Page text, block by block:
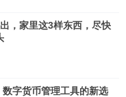
，家里这3样东西，尽快
字货币管理工具的新选